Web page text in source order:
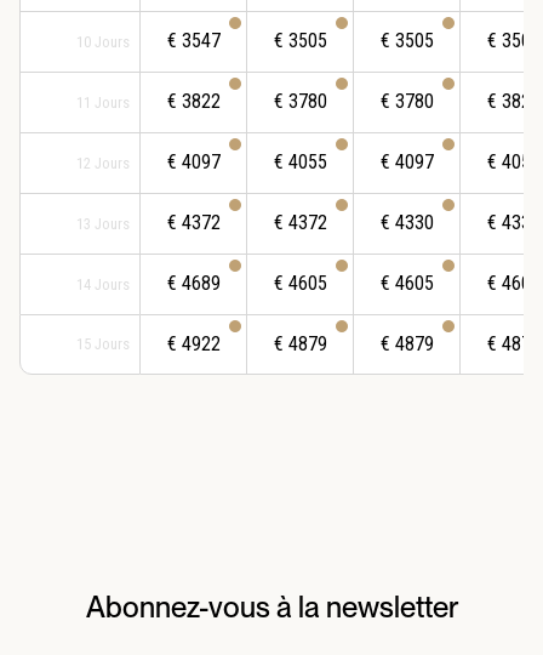
10 Jours
11 Jours
12 Jours
13 Jours
14 Jours
15 Jours
€ 3547
€ 3822
€ 4097
€ 4372
€ 4689
€ 4922
€ 3505
€ 3780
€ 4055
€ 4372
€ 4605
€ 4879
€ 3505
€ 3780
€ 4097
€ 4330
€ 4605
€ 4879
€ 3505
€ 3822
€ 4055
€ 4330
€ 4605
€ 4879
Abonnez-vous à la newsletter